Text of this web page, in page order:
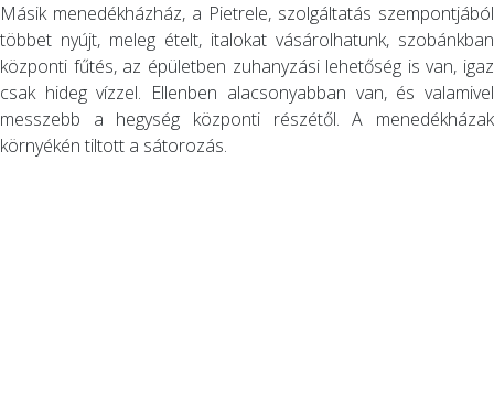
Másik menedékházház, a Pietrele, szolgáltatás szempontjából
többet nyújt, meleg ételt, italokat vásárolhatunk, szobánkban
központi fűtés, az épületben zuhanyzási lehetőség is van, igaz
csak hideg vízzel. Ellenben alacsonyabban van, és valamivel
messzebb a hegység központi részétől. A menedékházak
környékén tiltott a sátorozás.